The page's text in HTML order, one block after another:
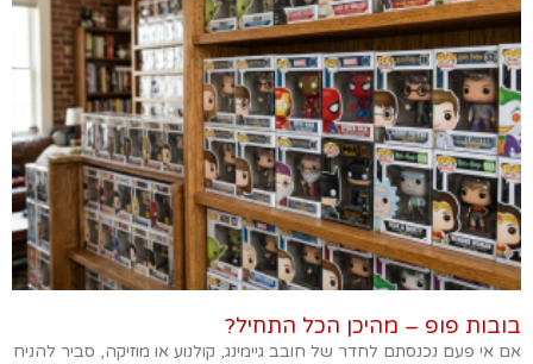
בובות פופ – מהיכן הכל התחיל?
אם אי פעם נכנסתם לחדר של חובב גיימינג, קולנוע או מוזיקה, סביר להניח